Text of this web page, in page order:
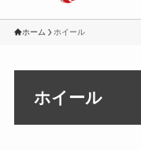
ホーム ホイール
ホイール